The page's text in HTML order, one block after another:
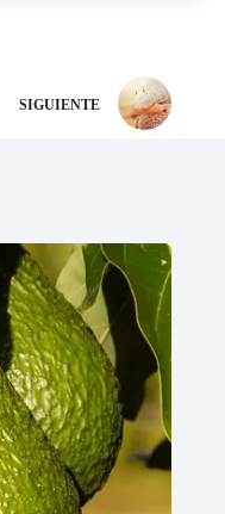
SIGUIENTE